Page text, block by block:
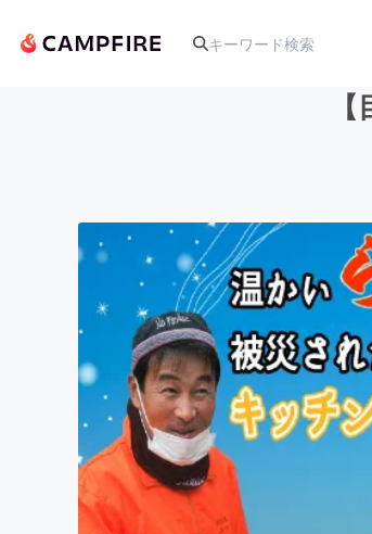
アート・写真
テクノロジー・ガジェ
映像・映画
ビジネス・起業
まちづくり・地域活性化